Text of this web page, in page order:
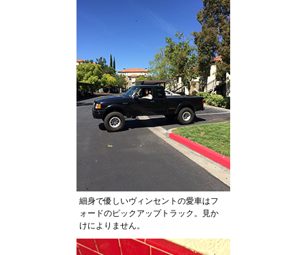
細身で優しいヴィンセントの愛車はフ
ォードのピックアップトラック。見か
けによりません。